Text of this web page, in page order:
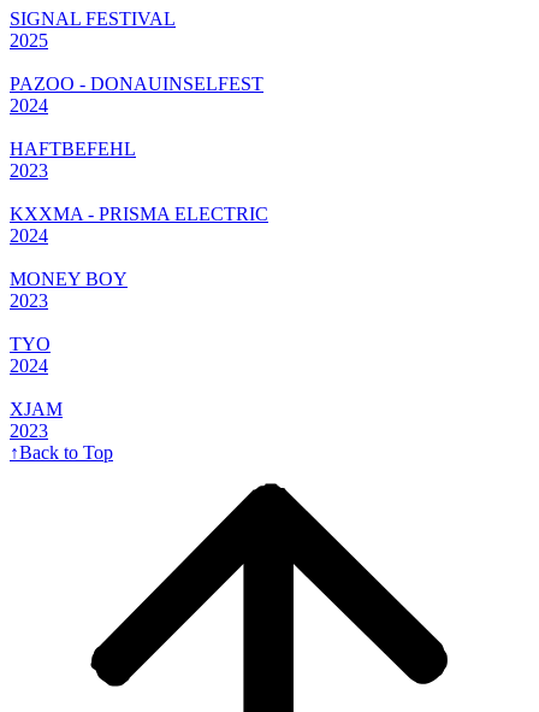
SIGNAL FESTIVAL
2025
PAZOO - DONAUINSELFEST
2024
HAFTBEFEHL
2023
KXXMA - PRISMA ELECTRIC
2024
MONEY BOY
2023
TYO
2024
XJAM
2023
↑Back to Top